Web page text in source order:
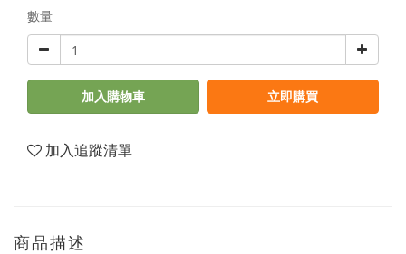
數量
加入購物車 立即購買
加入追蹤清單
商品描述